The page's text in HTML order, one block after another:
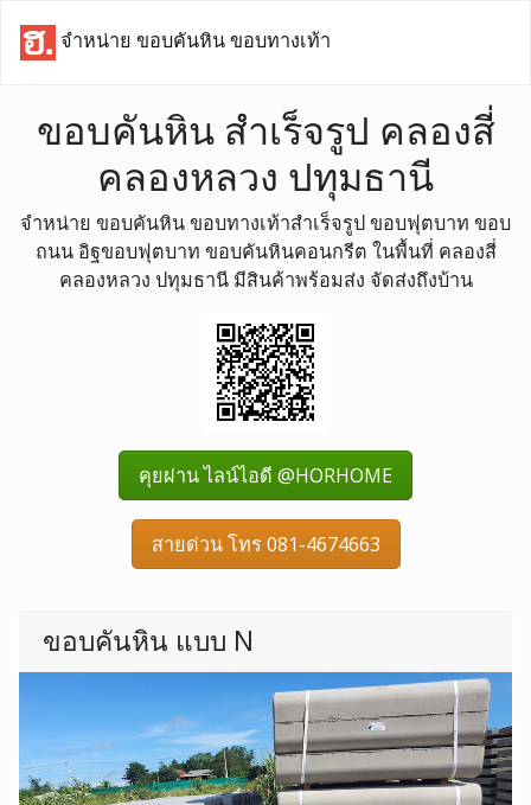
จำหน่าย ขอบคันหิน ขอบทางเท้า
ขอบคันหิน สำเร็จรูป คลองสี่
คลองหลวง ปทุมธานี
จำหน่าย ขอบคันหิน ขอบทางเท้าสำเร็จรูป ขอบฟุตบาท ขอบ
ถนน อิฐขอบฟุตบาท ขอบคันหินคอนกรีต ในพื้นที่ คลองสี่
คลองหลวง ปทุมธานี มีสินค้าพร้อมส่ง จัดส่งถึงบ้าน
คุยผ่าน ไลน์ไอดี @HORHOME
สายด่วน โทร 081-4674663
ขอบคันหิน แบบ N